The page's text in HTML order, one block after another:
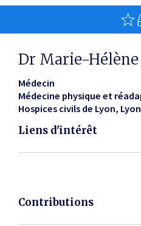
Dr Marie-Hélène
Médecin
Médecine physique et
Hospices civils de Lyon Lyon
Liens d'intérêt
Contributions